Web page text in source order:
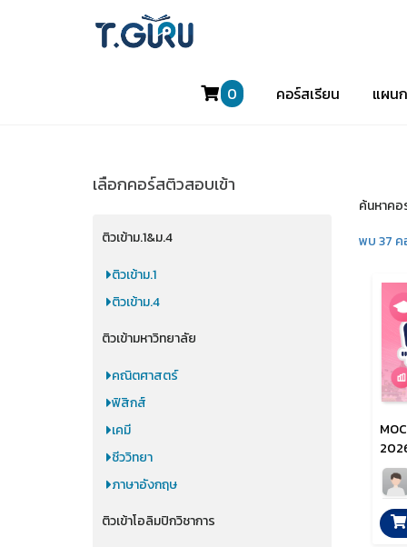
0 คอร์สเรียน แผน
เลือกคอร์สติวสอบเข้า
ติวเข้าม.1&ม.4
ติวเข้าม.1
ติวเข้าม.4
ติวเข้ามหาวิทยาลัย
คณิตศาสตร์
ฟิสิกส์
เคมี
ชีววิทยา
ภาษาอังกฤษ
ติวเข้าโอลิมปิกวิชาการ
ค้นหาค
พบ 37